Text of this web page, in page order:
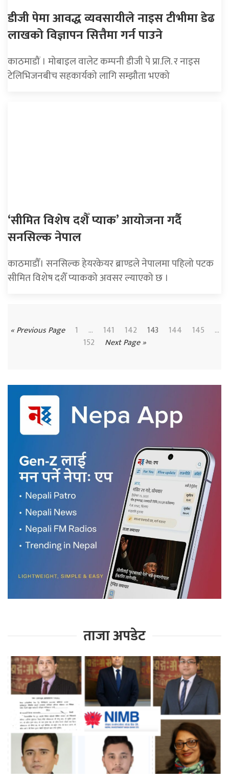
डीजी पेमा आवद्ध व्यवसायीले नाइस टीभीमा डेढ
लाखको विज्ञापन सित्तैमा गर्न पाउने
काठमाडौं । मोबाइल वालेट कम्पनी डीजी पे प्रा.लि. र नाइस
टेलिभिजनबीच सहकार्यको लागि सम्झौता भएको
‘सीमित विशेष दशैँ प्याक’ आयोजना गर्दै
सनसिल्क नेपाल
काठमाडौँ। सनसिल्क हेयरकेयर ब्राण्डले नेपालमा पहिलो पटक
सीमित विशेष दशैँ प्याकको अवसर ल्याएको छ ।
« Previous Page 1 … 141 142 143 144 145
...
152
Next Page »
ताजा अपडेट